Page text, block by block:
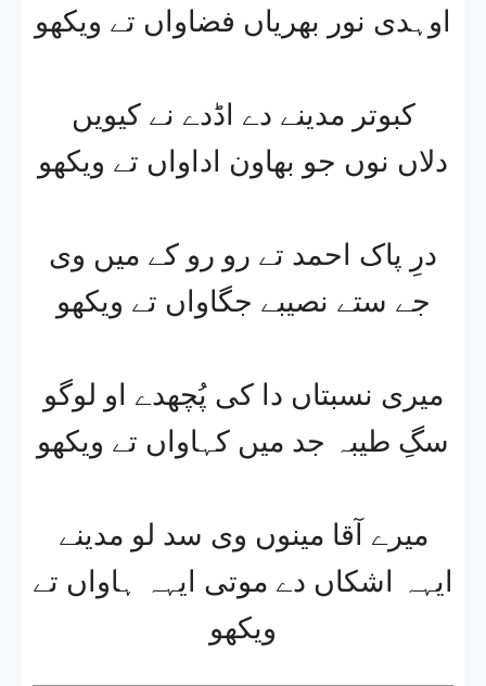
اوہدی نور بھریاں فضاواں تے ویکھو
کبوتر مدینے دے اڈدے نے کیویں
دلاں نوں جو بھاون اداواں تے ویکھو
درِ پاک احمد تے رو رو کے میں وی
جے ستے نصیبے جگاواں تے ویکھو
میری نسبتاں دا کی پُچھدے او لوگو
سگِ طیبہ جد میں کہاواں تے ویکھو
میرے آقا مینوں وی سد لو مدینے
ایہہ اشکاں دے موتی ایہہ ہاواں تے
ویکھو